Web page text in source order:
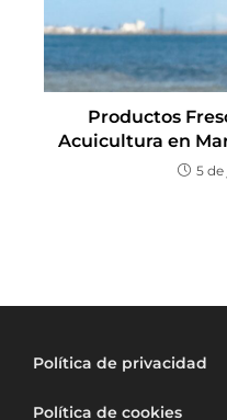
Productos
Acuicultura en
5
Política de privacidad
Política de cookies